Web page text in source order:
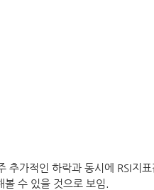
추가적인 하락과 동시에 RSI지표
수 있을 것으로 보임.